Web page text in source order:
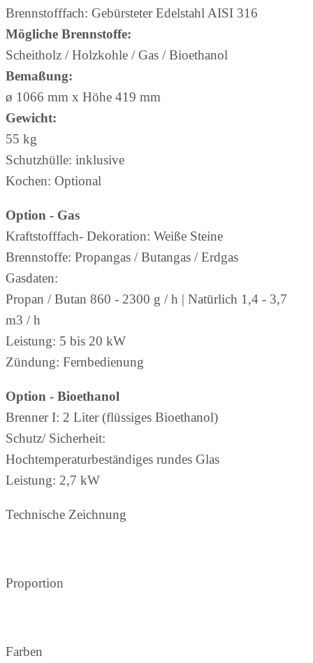
Brennstofffach: Gebürsteter Edelstahl AISI 316
Mögliche Brennstoffe:
Scheitholz / Holzkohle / Gas / Bioethanol
Bemaßung:
ø 1066 mm x Höhe 419 mm
Gewicht:
55 kg
Schutzhülle: inklusive
Kochen: Optional
Option - Gas
Kraftstofffach- Dekoration: Weiße Steine
Brennstoffe: Propangas / Butangas / Erdgas
Gasdaten:
Propan / Butan 860 - 2300 g / h | Natürlich 1,4 - 3,7
m3 / h
Leistung: 5 bis 20 kW
Zündung: Fernbedienung
Option - Bioethanol
Brenner I: 2 Liter (flüssiges Bioethanol)
Schutz/ Sicherheit:
Hochtemperaturbeständiges rundes Glas
Leistung: 2,7 kW
Technische Zeichnung
Proportion
Farben